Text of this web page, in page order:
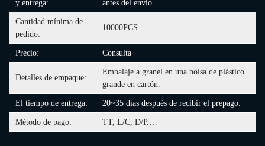
y entrega:
antes del envío.
Cantidad mínima de
pedido:
10000PCS
Precio: Consulta
Detalles de empaque:
Embalaje a granel en una bolsa de plástico
grande en cartón.
El tiempo de entrega: 20~35 días después de recibir el prepago.
Método de pago: TT, L/C, D/P.…